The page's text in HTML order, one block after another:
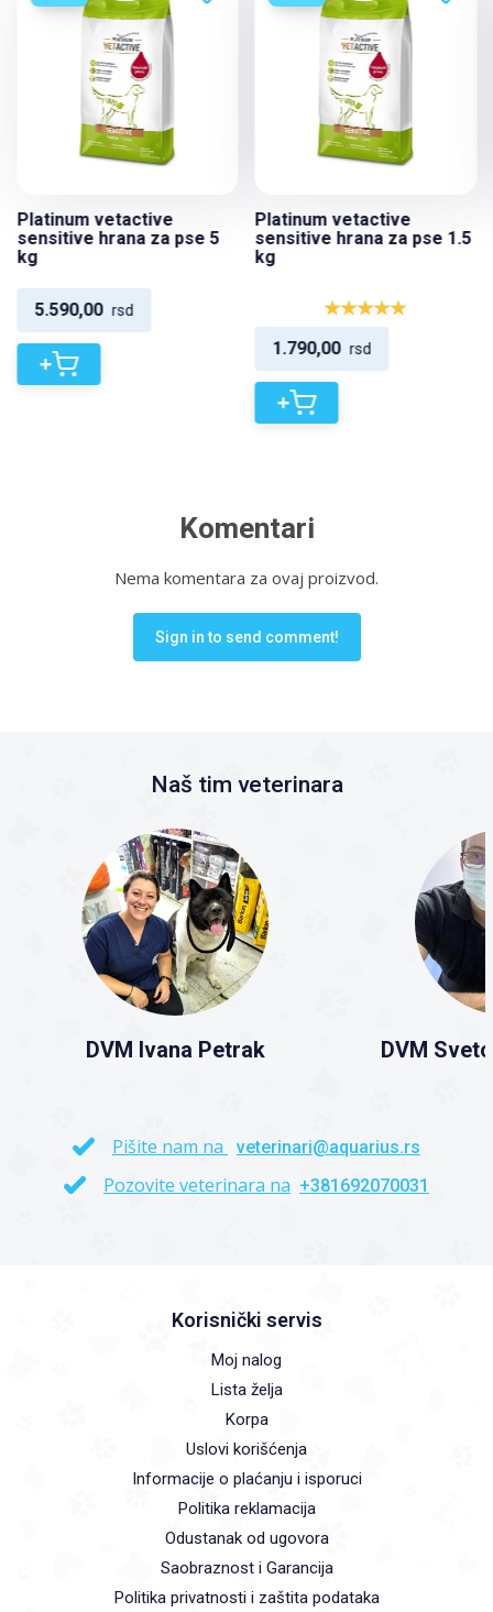
Platinum vetactive
sensitive hrana za pse 5
kg
5.590,00 rsd
+
Platinum vetactive
sensitive hrana za pse 1.5
kg
1.790,00 rsd
+
Komentari
Nema komentara za ovaj proizvod.
Sign in to send comment!
Naš tim veterinara
DVM Ivana Petrak DVM
Pišite nam na veterinari@aquarius.rs
Pozovite veterinara na +381692070031
Korisnički servis
Moj nalog
Lista želja
Korpa
Uslovi korišćenja
Informacije o plaćanju i isporuci
Politika reklamacija
Odustanak od ugovora
Saobraznost i Garancija
Politika privatnosti i zaštita podataka